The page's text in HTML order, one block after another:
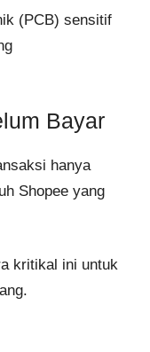
(PCB) sensitif
Bayar
hanya
Shopee yang
kritikal ini untuk